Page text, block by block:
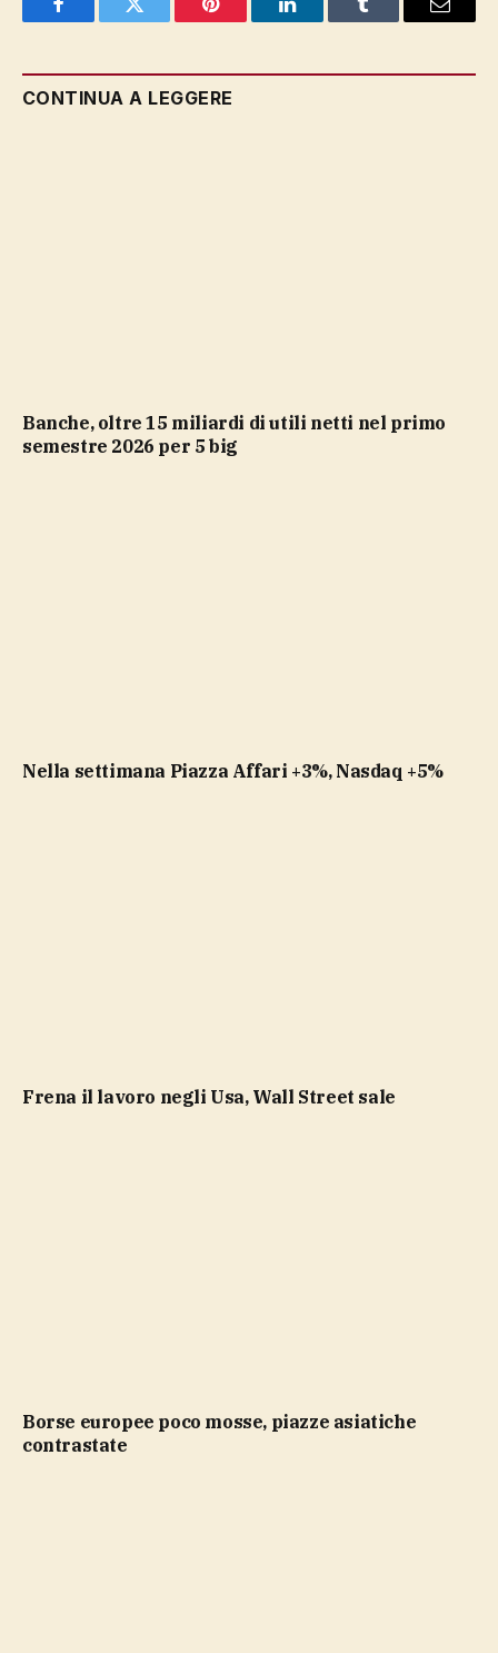
FacebookTwitter Pinterest LinkedInTumblr Email
CONTINUA A LEGGERE
Banche, oltre 15 miliardi di utili netti nel primo
semestre 2026 per 5 big
Nella settimana Piazza Affari +3%, Nasdaq +5%
Frena il lavoro negli Usa, Wall Street sale
Borse europee poco mosse, piazze asiatiche
contrastate